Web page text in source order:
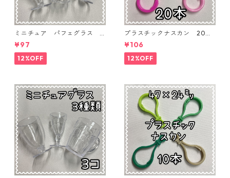
ミニチュア パフェグラス 3
個入り【MNT-GLS-3P-02】
¥97
12%OFF
プラスチックナスカン 20本
入り【PK-20】
¥106
12%OFF